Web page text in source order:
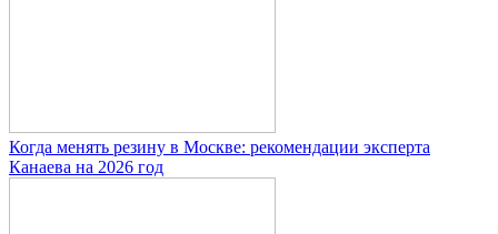
Когда менять резину в Москве: рекомендации эксперта
Канаева на 2026 год